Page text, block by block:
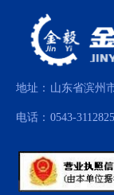
地址： 山东省滨州
电话： 0543-3112825